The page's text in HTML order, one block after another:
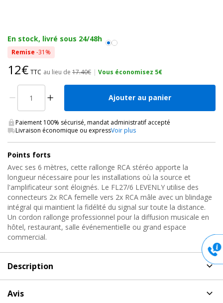
En stock, livré sous 24/48h
Remise -31%
12€ TTC au lieu de 17.40€ | Vous économisez 5€
Ajouter au panier
Paiement 100% sécurisé, mandat administratif accepté
Livraison économique ou expressVoir plus
Points forts
Avec ses 6 mètres, cette rallonge RCA stéréo apporte la
longueur nécessaire pour les installations où la source et
l'amplificateur sont éloignés. Le FL27/6 LEVENLY utilise des
connecteurs 2x RCA femelle vers 2x RCA mâle avec un blindage
intégral qui maintient la fidélité du signal sur toute la distance.
Un cordon rallonge professionnel pour la diffusion musicale en
hôtel, restaurant, salle événementielle ou grand espace
commercial.
Description
Avis